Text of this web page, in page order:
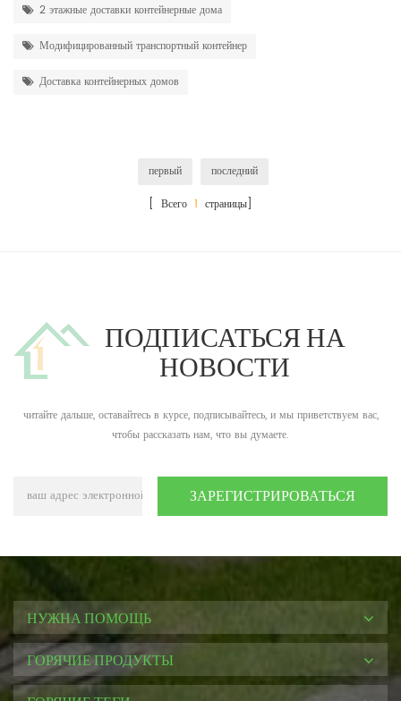
2 этажные доставки контейнерные дома
Модифицированный транспортный контейнер
Доставка контейнерных домов
первый
последний
[ Всего 1 страницы]
ПОДПИСАТЬСЯ НА
НОВОСТИ
читайте дальше, оставайтесь в курсе, подписывайтесь, и мы приветствуем вас,
чтобы рассказать нам, что вы думаете.
НУЖНА ПОМОЩЬ
ГОРЯЧИЕ ПРОДУКТЫ